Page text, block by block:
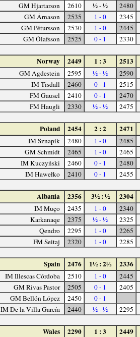
GM Hjartarson 2610 ½ - ½ 2480
GM Árnason
2535 1 - 0 2345
GM Pétursson
2530 1 - 0 2445
GM Ólafsson
2525 0 - 1 2330
Norway 2449 1 : 3 2513
GM Agdestein 2595 ½ - ½ 2590
IM Tisdall
2460 0 - 1 2515
FM Gausel
2410 0 - 1 2470
FM Haugli
2330 ½ - ½ 2475
Poland 2454 2 : 2 2471
IM Sznapik 2480 1 - 0 2485
GM Schmidt
2465 1 - 0 2465
IM Kuczyński
2460 0 - 1 2480
IM Hawełko
2410 0 - 1 2455
Albania 2356 3½ : ½ 2304
IM Muço 2435 1 - 0 2340
Karkanaqe
2375 ½ - ½ 2325
Qendro
2295 1 - 0 2265
FM Seitaj
2320 1 - 0 2285
Spain 2476 1½ : 2½ 2336
IM Illescas Córdoba 2510 1 - 0 2445
GM Rivas Pastor
2505 0 - 1 2405
GM Bellón López
2450 0 - 1
IM De la Villa García
2440 ½ - ½ 2295
Wales 2290 1 : 3 2449